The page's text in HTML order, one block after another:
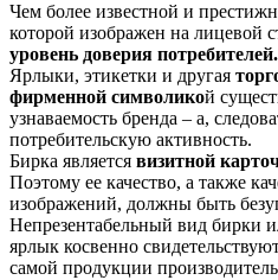
Чем более известной и
которой изображен на лицевой
уровень доверия потребителей.
Ярлыки, этикетки и другая
фирменной символикой
узнаваемость бренда – а,
потребительскую активность.
Бирка является визитной
Поэтому ее качество, а также
изображений, должны быть
Непрезентабельный вид бирки
ярлык косвенно
самой продукции